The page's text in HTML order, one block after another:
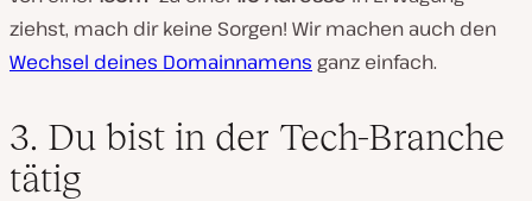
ziehst, mach dir keine Sorgen! Wir machen auch den
Wechsel deines Domainnamens ganz einfach.
3. Du bist in der Tech-Branche
tätig